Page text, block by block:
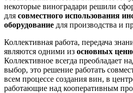
некоторые виноградари решили
для совместного использования
оборудование для производства и
Коллективная работа, передача
являются одними из основных
Коллективное всегда преобладает
выбор, это решение работать
всем процессе создания вин, в
работающие над кооперативным